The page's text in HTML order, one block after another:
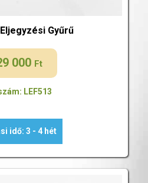
Gyűrű
000 Ft
LEF513
idő: 3 - 4 hét